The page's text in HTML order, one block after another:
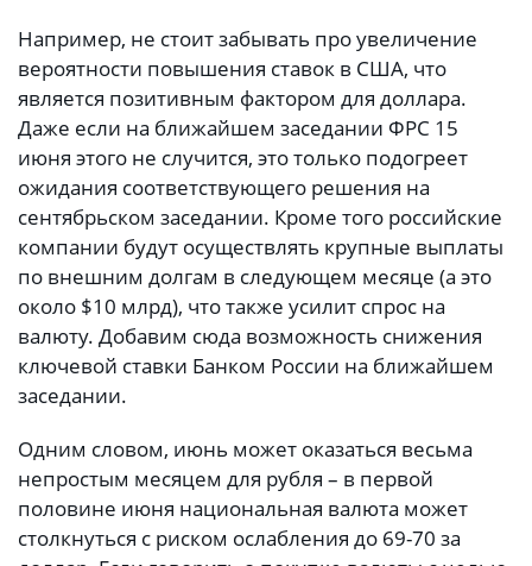
Например, не стоит забывать про увеличение
вероятности повышения ставок в США, что
является позитивным фактором для доллара.
Даже если на ближайшем заседании ФРС 15
июня этого не случится, это только подогреет
ожидания соответствующего решения на
сентябрьском заседании. Кроме того российские
компании будут осуществлять крупные выплаты
по внешним долгам в следующем месяце (а это
около $10 млрд), что также усилит спрос на
валюту. Добавим сюда возможность снижения
ключевой ставки Банком России на ближайшем
заседании.
Одним словом, июнь может оказаться весьма
непростым месяцем для рубля – в первой
половине июня национальная валюта может
столкнуться с риском ослабления до 69-70 за